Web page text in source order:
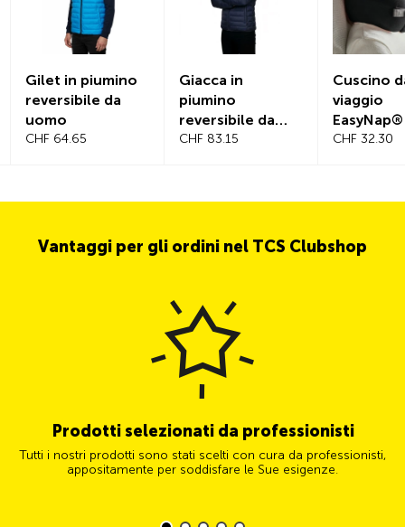
Gilet in piumino
reversibile da
uomo
CHF 64.65
Giacca in
piumino
reversibile da
uomo
CHF 83.15
Cuscino
viaggio
EasyNap®
CHF 32.30
Vantaggi per gli ordini nel TCS Clubshop
Prodotti selezionati da professionisti
Tutti i nostri prodotti sono stati scelti con cura da professionisti,
appositamente per soddisfare le Sue esigenze.